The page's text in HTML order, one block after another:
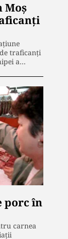
Moş
traficanți
a…
porc în
carnea